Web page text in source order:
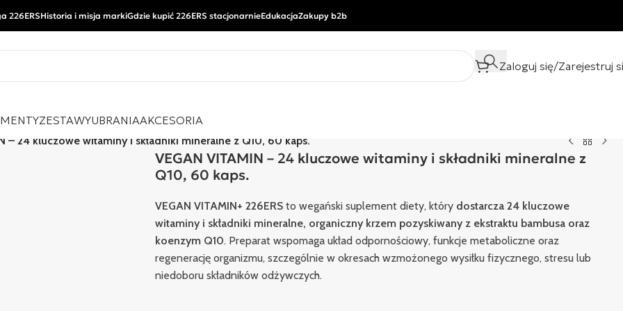
226ERSHistoria i misja markiGdzie kupić 226ERS stacjonarnieEdukacjaZakupy b2b
Zaloguj się/Zarejestruj
ZESTAWYUBRANIAAKCESORIA
– 24 kluczowe witaminy i składniki mineralne z Q10, 60 kaps.
VEGAN VITAMIN – 24 kluczowe witaminy i składniki mineralne z
Q10, 60 kaps.
VEGAN VITAMIN+ 226ERSto wegański suplement diety, który dostarcza 24 kluczowe
witaminy i składniki mineralne, organiczny krzem pozyskiwany z ekstraktu bambusa oraz
koenzym Q10. Preparat wspomaga układ odpornościowy, funkcje metaboliczne oraz
regenerację organizmu, szczególnie w okresach wzmożonego wysiłku fizycznego, stresu lub
niedoboru składników odżywczych.